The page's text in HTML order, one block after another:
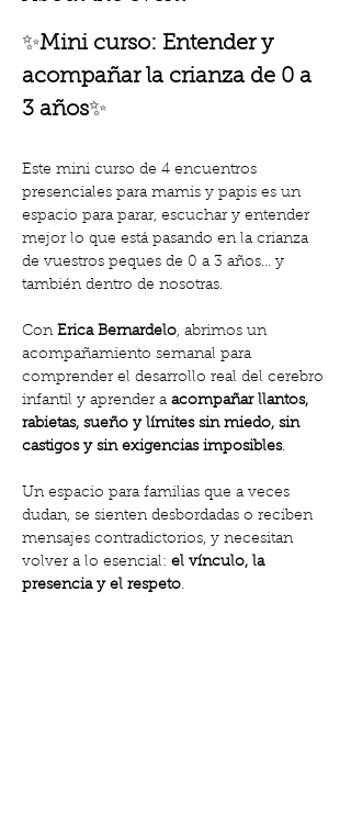
✨Mini curso: Entender y
acompañar la crianza de 0 a
3 años✨
Este mini curso de 4 encuentros
presenciales para mamis y papis es un
espacio para parar, escuchar y entender
mejor lo que está pasando en la crianza
de vuestros peques de 0 a 3 años… y
también dentro de nosotras.
Con Erica Bernardelo, abrimos un
acompañamiento semanal para
comprender el desarrollo real del cerebro
infantil y aprender a acompañar llantos,
rabietas, sueño y límites sin miedo, sin
castigos y sin exigencias imposibles.
Un espacio para familias que a veces
dudan, se sienten desbordadas o reciben
mensajes contradictorios, y necesitan
volver a lo esencial: el vínculo, la
presencia y el respeto.